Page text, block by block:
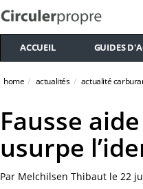
ACCUEIL GUIDES
home actualités actualité
Fausse
usurpe
Par Melchilsen Thibaut le 22